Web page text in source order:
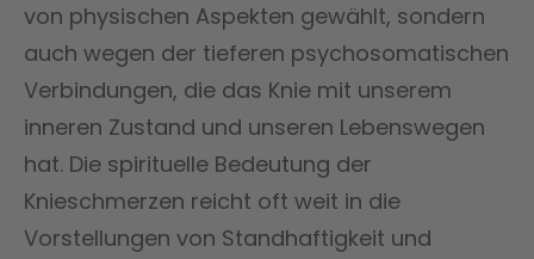
von physischen Aspekten gewählt, sondern
auch wegen der tieferen psychosomatischen
Verbindungen, die das Knie mit unserem
inneren Zustand und unseren Lebenswegen
hat. Die spirituelle Bedeutung der
Knieschmerzen reicht oft weit in die
Vorstellungen von Standhaftigkeit und